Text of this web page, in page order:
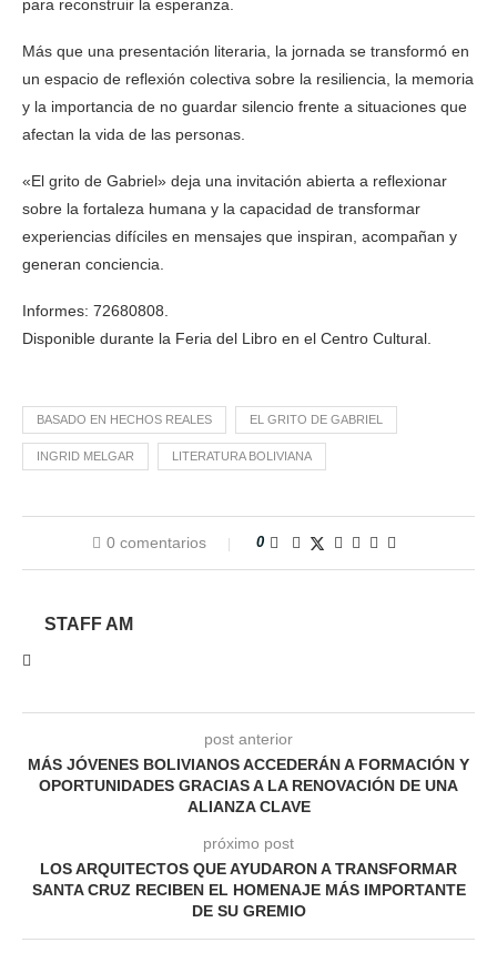
para reconstruir la esperanza.
Más que una presentación literaria, la jornada se transformó en
un espacio de reflexión colectiva sobre la resiliencia, la memoria
y la importancia de no guardar silencio frente a situaciones que
afectan la vida de las personas.
«El grito de Gabriel» deja una invitación abierta a reflexionar
sobre la fortaleza humana y la capacidad de transformar
experiencias difíciles en mensajes que inspiran, acompañan y
generan conciencia.
Informes: 72680808.
Disponible durante la Feria del Libro en el Centro Cultural.
BASADO EN HECHOS REALES EL GRITO DE GABRIEL
INGRID MELGAR LITERATURA BOLIVIANA
0 comentarios 0
STAFF AM
post anterior
MÁS JÓVENES BOLIVIANOS ACCEDERÁN A FORMACIÓN Y
OPORTUNIDADES GRACIAS A LA RENOVACIÓN DE UNA
ALIANZA CLAVE
próximo post
LOS ARQUITECTOS QUE AYUDARON A TRANSFORMAR
SANTA CRUZ RECIBEN EL HOMENAJE MÁS IMPORTANTE
DE SU GREMIO